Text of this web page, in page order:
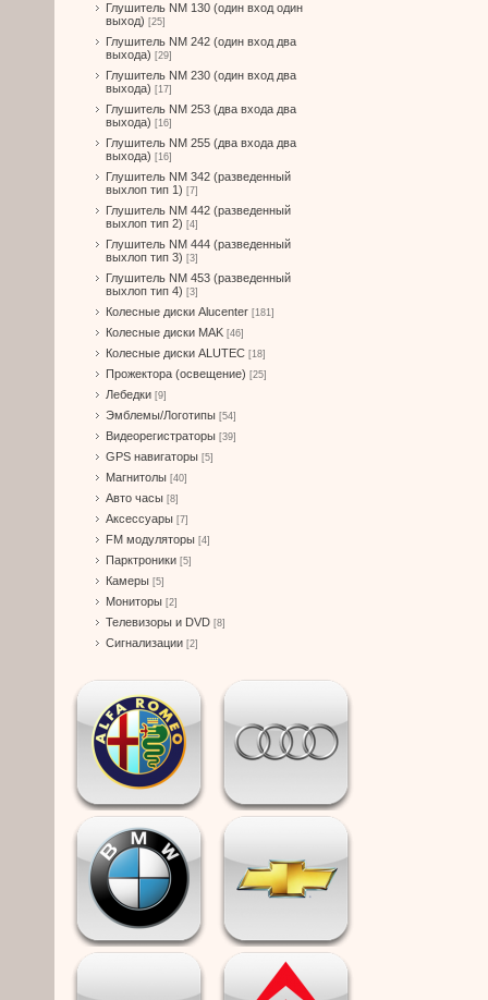
Глушитель NM 130 (один вход один
выход) [25]
Глушитель NM 242 (один вход два
выхода) [29]
Глушитель NM 230 (один вход два
выхода) [17]
Глушитель NM 253 (два входа два
выхода) [16]
Глушитель NM 255 (два входа два
выхода) [16]
Глушитель NM 342 (разведенный
выхлоп тип 1) [7]
Глушитель NM 442 (разведенный
выхлоп тип 2) [4]
Глушитель NM 444 (разведенный
выхлоп тип 3) [3]
Глушитель NM 453 (разведенный
выхлоп тип 4) [3]
Колесные диски Alucenter [181]
Колесные диски MAK [46]
Колесные диски ALUTEC [18]
Прожектора (освещение) [25]
Лебедки [9]
Эмблемы/Логотипы [54]
Видеорегистраторы [39]
GPS навигаторы [5]
Магнитолы [40]
Авто часы [8]
Аксессуары [7]
FM модуляторы [4]
Парктроники [5]
Камеры [5]
Мониторы [2]
Телевизоры и DVD [8]
Сигнализации [2]